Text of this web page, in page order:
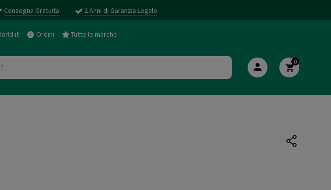
Consegna Gratuita 2 Anni di Garanzia Legale
Ordini Tutte le marche
0